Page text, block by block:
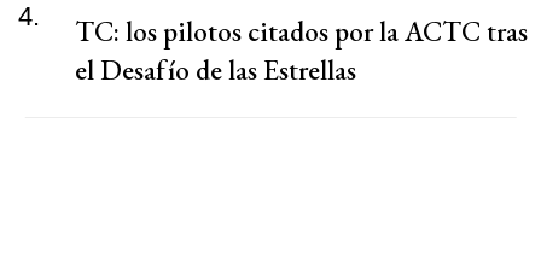
4.
TC: los pilotos citados por la ACTC tras
el Desafío de las Estrellas